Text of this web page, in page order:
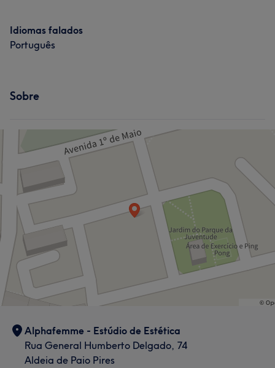
Idiomas falados
Português
Sobre
Alphafemme - Estúdio de Estética
Rua General Humberto Delgado, 74
Aldeia de Paio Pires